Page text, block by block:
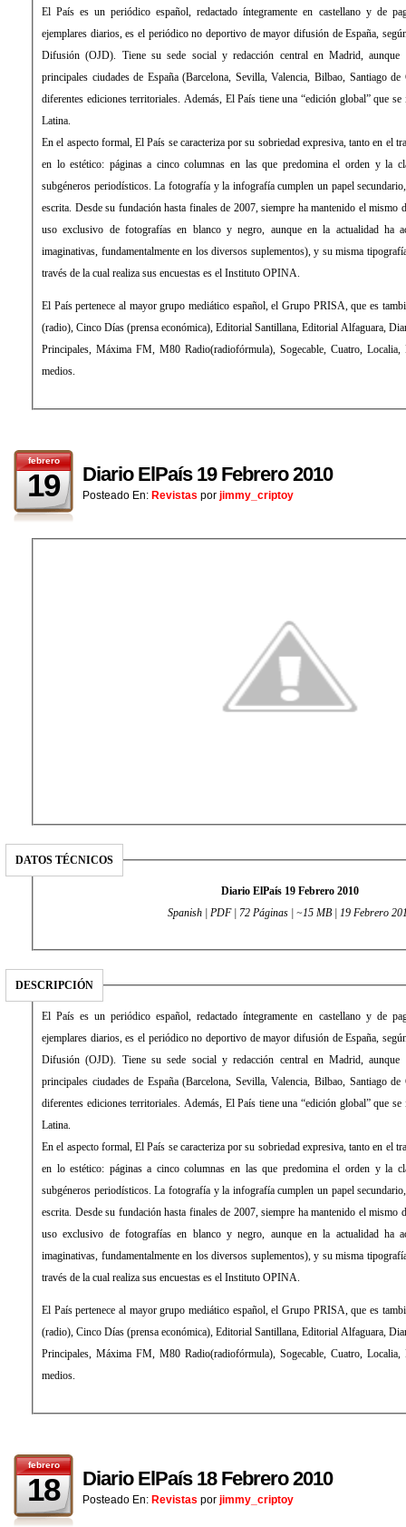
El País es un periódico español, redactado íntegramente en castellano y de
ejemplares diarios, es el periódico no deportivo de mayor difusión de España,
Difusión (OJD). Tiene su sede social y redacción central en Madrid, aunque
principales ciudades de España (Barcelona, Sevilla, Valencia, Bilbao, Santiago de
diferentes ediciones territoriales. Además, El País tiene una “edición global” que
Latina.
En el aspecto formal, El País se caracteriza por su sobriedad expresiva, tanto en el
en lo estético: páginas a cinco columnas en las que predomina el orden y la
subgéneros periodísticos. La fotografía y la infografía cumplen un papel
escrita. Desde su fundación hasta finales de 2007, siempre ha mantenido el mismo
uso exclusivo de fotografías en blanco y negro, aunque en la actualidad ha
imaginativas, fundamentalmente en los diversos suplementos), y su misma
través de la cual realiza sus encuestas es el Instituto OPINA.
El País pertenece al mayor grupo mediático español, el Grupo PRISA, que es
(radio), Cinco Días (prensa económica), Editorial Santillana, Editorial Alfaguara,
Principales, Máxima FM, M80 Radio(radiofórmula), Sogecable, Cuatro,
medios.
febrero
19 Diario ElPaís 19 Febrero 2010
Posteado En: Revistas por jimmy_criptoy
DATOS TÉCNICOS
Diario ElPaís 19 Febrero 2010
Spanish | PDF | 72 Páginas | ~15 MB | 19 Febrero
DESCRIPCIÓN
El País es un periódico español, redactado íntegramente en castellano y de
ejemplares diarios, es el periódico no deportivo de mayor difusión de España,
Difusión (OJD). Tiene su sede social y redacción central en Madrid, aunque
principales ciudades de España (Barcelona, Sevilla, Valencia, Bilbao, Santiago de
diferentes ediciones territoriales. Además, El País tiene una “edición global” que
Latina.
En el aspecto formal, El País se caracteriza por su sobriedad expresiva, tanto en el
en lo estético: páginas a cinco columnas en las que predomina el orden y la
subgéneros periodísticos. La fotografía y la infografía cumplen un papel
escrita. Desde su fundación hasta finales de 2007, siempre ha mantenido el mismo
uso exclusivo de fotografías en blanco y negro, aunque en la actualidad ha
imaginativas, fundamentalmente en los diversos suplementos), y su misma
través de la cual realiza sus encuestas es el Instituto OPINA.
El País pertenece al mayor grupo mediático español, el Grupo PRISA, que es
(radio), Cinco Días (prensa económica), Editorial Santillana, Editorial Alfaguara,
Principales, Máxima FM, M80 Radio(radiofórmula), Sogecable, Cuatro,
medios.
febrero
18 Diario ElPaís 18 Febrero 2010
Posteado En: Revistas por jimmy_criptoy